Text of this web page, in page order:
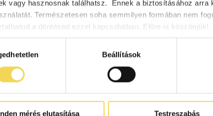
vagy hasznosnak találhatsz. Ennek a biztosításához arra
Természetesen soha semmilyen formában nem
a döntésed ezzel kapcsolatban. Előre is köszönjük!
Beállítások
mérés elutasítása Testreszabás
A műholdas mérések szerint negatív
Az olvadás tovább súlyosbíthatja a
antarktiszi tengeri […]
globális felmelegedés